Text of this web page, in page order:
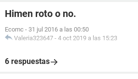
Himen roto o no.
Ecomc - 31 jul 2016 a las 00:50
Valeria323647 - 4 oct 2019 a las 15:23
6 respuestas